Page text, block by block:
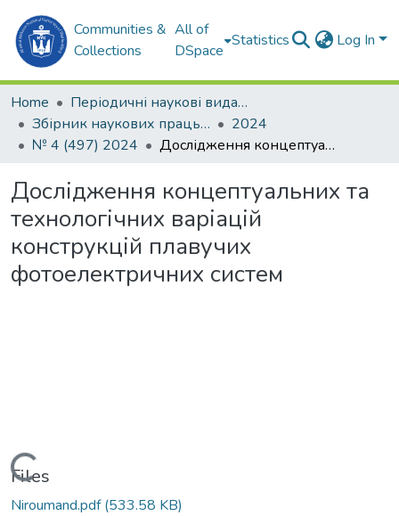
Communities &
Collections
All of
DSpace
Statistics Log In
Home
Періодичні наукові видання
Збірник наукових праць НУК
2024
№ 4 (497) 2024
Дослідження концептуальних та технологічних варіацій конструкцій плавучих фотоелектричних систем
Дослідження концептуальних та
технологічних варіацій
конструкцій плавучих
фотоелектричних систем
Loading...
Files
Niroumand.pdf(533.58 KB)